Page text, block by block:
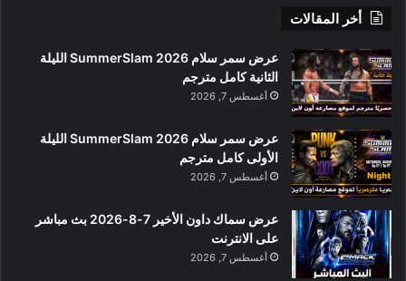
أخر المقالات
عرض سمر سلام SummerSlam 2026 الليلة
الثانية كامل مترجم
أغسطس 7, 2026
عرض سمر سلام SummerSlam 2026 الليلة
الأولى كامل مترجم
أغسطس 7, 2026
عرض سماك داون الأخير 7-8-2026 بث مباشر
على الانترنت
أغسطس 7, 2026